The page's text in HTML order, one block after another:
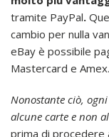
tramite PayPal.
cambio per nulla
eBay è possibile
Mastercard e Amex.
Nonostante ciò,
alcune carte e non
prima di procedere